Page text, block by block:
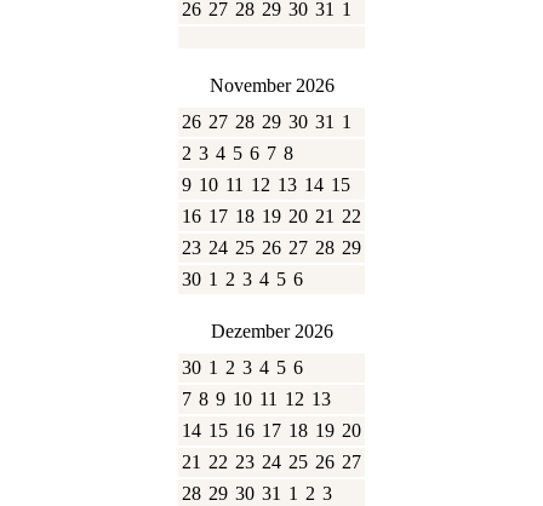
26 27 28 29 30 31 1
November 2026
26 27 28 29 30 31 1
2 3 4 5 6 7 8
9 10 11 12 13 14 15
16 17 18 19 20 21 22
23 24 25 26 27 28 29
30 1 2 3 4 5 6
Dezember 2026
30 1 2 3 4 5 6
7 8 9 10 11 12 13
14 15 16 17 18 19 20
21 22 23 24 25 26 27
28 29 30 31 1 2 3